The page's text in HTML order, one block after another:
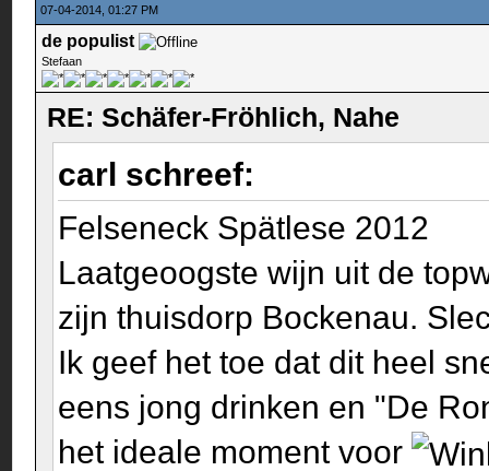
07-04-2014, 01:27 PM
de populist
Stefaan
RE: Schäfer-Fröhlich, Nahe
carl schreef:
Felseneck Spätlese 2012
Laatgeoogste wijn uit de
zijn thuisdorp Bockenau.
Ik geef het toe dat dit heel
eens jong drinken en "De
het ideale moment voor